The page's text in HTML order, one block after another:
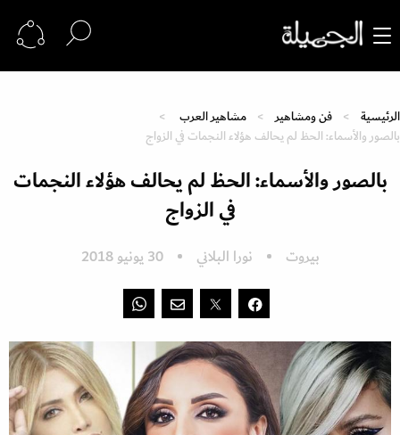
الرئيسية فن ومشاهير
مشاهير العرب
بالصور والأسماء: الحظ لم يحالف هؤلاء النجمات في الزواج
بالصور والأسماء: الحظ لم يحالف هؤلاء النجمات
في الزواج
بيروت نورا البلاني 30 يونيو 2018